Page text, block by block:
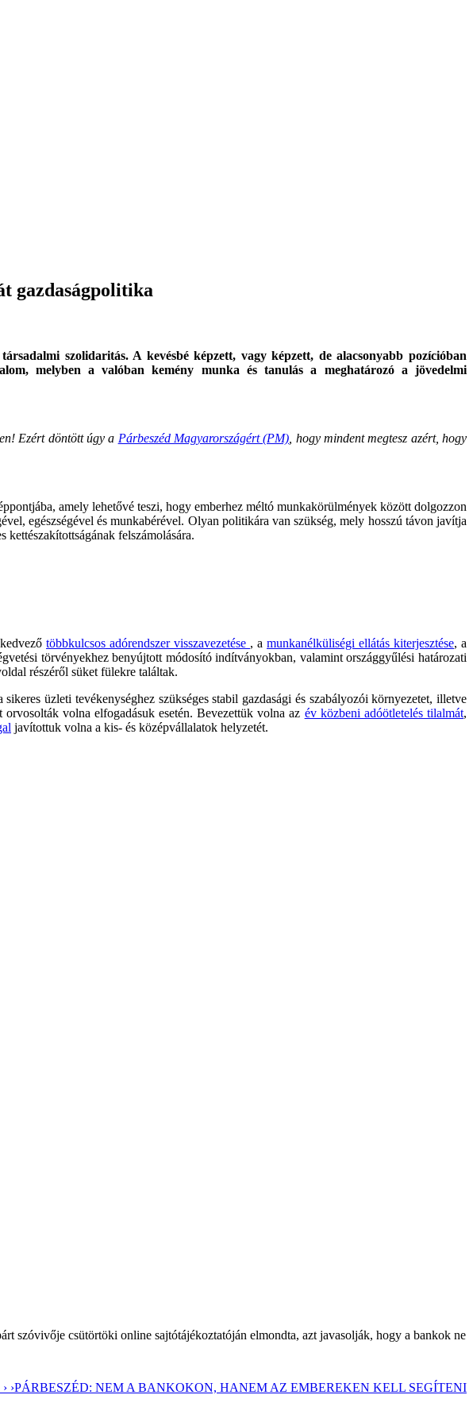
gazdaságpolitika
szolidaritás. A kevésbé képzett, vagy képzett, de alacsonyabb pozícióban
melyben a valóban kemény munka és tanulás a meghatározó a jövedelmi
Ezért döntött úgy a Párbeszéd Magyarországért (PM) , hogy mindent megtesz azért, hogy
amely lehetővé teszi, hogy emberhez méltó munkakörülmények között dolgozzon
egészségével és munkabérével. Olyan politikára van szükség, mely hosszú távon javítja
kettészakítottságának felszámolására.
többkulcsos adórendszer visszavezetése , a munkanélküliségi ellátás kiterjesztése, a
törvényekhez benyújtott módosító indítványokban, valamint országgyűlési határozati
részéről süket fülekre találtak.
üzleti tevékenységhez szükséges stabil gazdasági és szabályozói környezetet, illetve
volna elfogadásuk esetén. Bevezettük volna az év közbeni adóötletelés tilalmát,
javítottuk volna a kis- és középvállalatok helyzetét.
szóvivője csütörtöki online sajtótájékoztatóján elmondta, azt javasolják, hogy a bankok ne
› ›PÁRBESZÉD: NEM A BANKOKON, HANEM AZ EMBEREKEN KELL SEGÍTENI